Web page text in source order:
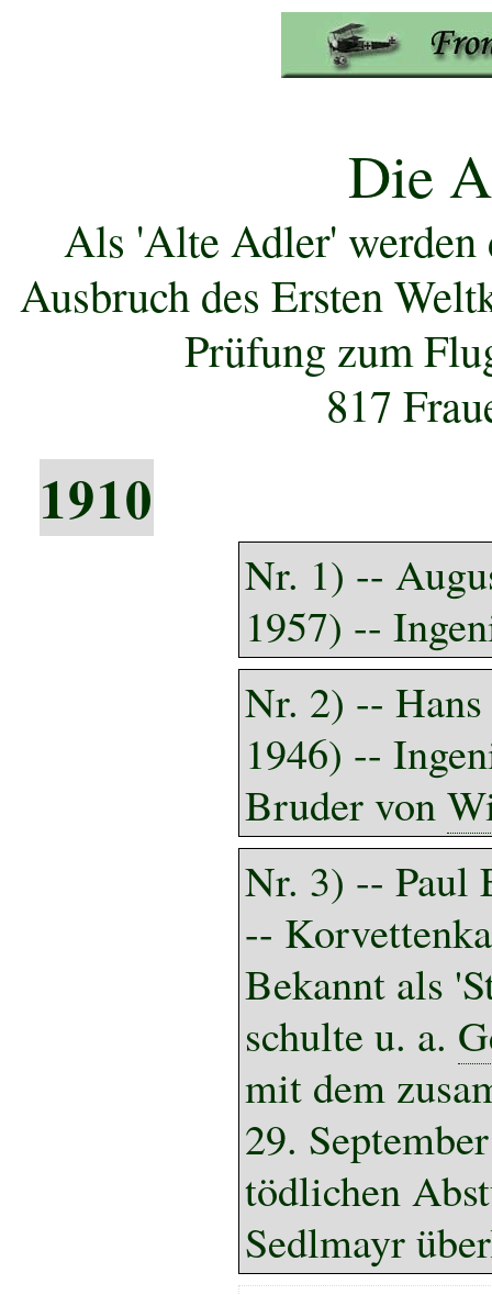
Die
Als 'Alte Adler' werden
Ausbruch des Ersten
Prüfung zum
817
1910
Nr. 1) --
1957) --
Nr. 2) --
1946) --
Bruder von
Nr. 3) -- Paul
--
Bekannt als
schulte u. a.
mit dem
29.
tödlichen
Sedlmayr